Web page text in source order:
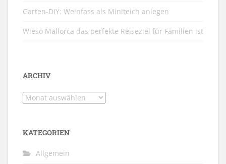
Garten-DIY: Weinfass als Miniteich anlegen
Wieso Mallorca das perfekte Reiseziel für Familien ist
ARCHIV
Archiv
KATEGORIEN
Allgemein